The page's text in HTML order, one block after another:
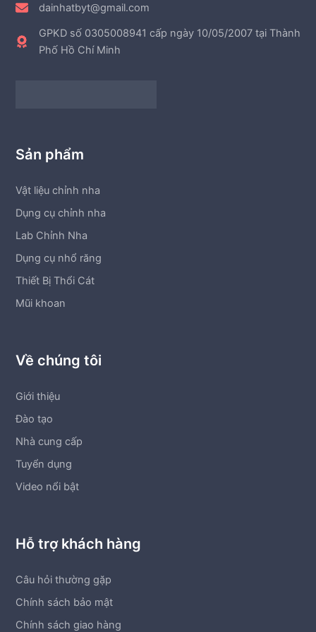
dainhatbyt@gmail.com
GPKD số 0305008941 cấp ngày 10/05/2007 tại Thành
Phố Hồ Chí Minh
Sản phẩm
Vật liệu chỉnh nha
Dụng cụ chỉnh nha
Lab Chỉnh Nha
Dụng cụ nhổ răng
Thiết Bị Thổi Cát
Mũi khoan
Về chúng tôi
Giới thiệu
Đào tạo
Nhà cung cấp
Tuyển dụng
Video nổi bật
Hỗ trợ khách hàng
Câu hỏi thường gặp
Chính sách bảo mật
Chính sách giao hàng